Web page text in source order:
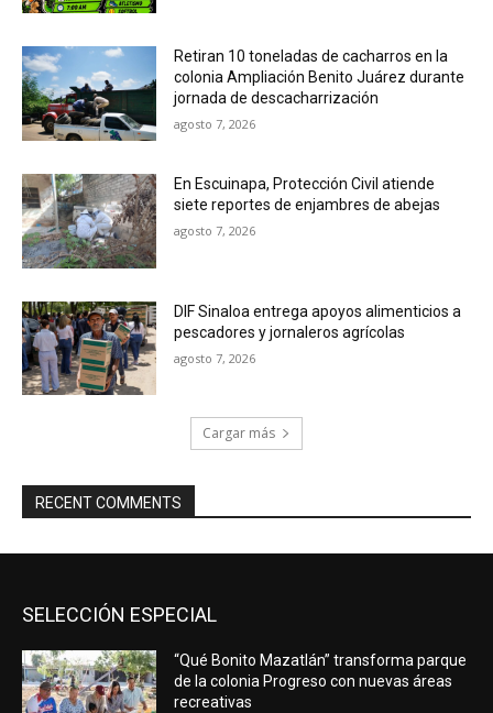
Retiran 10 toneladas de cacharros en la
colonia Ampliación Benito Juárez durante
jornada de descacharrización
agosto 7, 2026
En Escuinapa, Protección Civil atiende
siete reportes de enjambres de abejas
agosto 7, 2026
DIF Sinaloa entrega apoyos alimenticios a
pescadores y jornaleros agrícolas
agosto 7, 2026
Cargar más
RECENT COMMENTS
SELECCIÓN ESPECIAL
“Qué Bonito Mazatlán” transforma parque
de la colonia Progreso con nuevas áreas
recreativas